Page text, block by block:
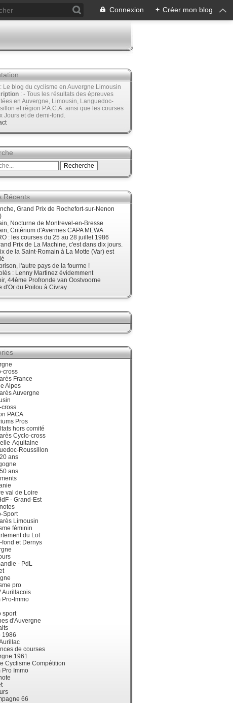
Connexion + Créer mon blog
: Le blog du cyclisme en Auvergne Limousin
: - Tous les résultats des épreuves
en Auvergne, Limousin, Languedoc-
et région P.A.C.A. ainsi que les courses
Jours et de demi-fond.
Récents
Grand Prix de Rochefort-sur-Nenon
Nocturne de Montrevel-en-Bresse
Critérium d'Avermes CAPA MEWA
: les courses du 25 au 28 juillet 1986
Prix de La Machine, c'est dans dix jours.
de la Saint-Romain à La Motte (Var) est
l'autre pays de la fourme !
: Lenny Martinez évidemment
44ème Profronde van Oostvoorne
d'Or du Poitou à Civray
cross
France
Alpes
Auvergne
cross
PACA
Pros
hors comité
Cyclo-cross
Aquitaine
Roussillon
20 ans
50 ans
val de Loire
- Grand-Est
Sport
Limousin
féminin
du Lot
fond et Dernys
- PdL
pro
Pro-Immo
sport
d'Auvergne
1986
de courses
1961
Cyclisme Compétition
Pro Immo
66